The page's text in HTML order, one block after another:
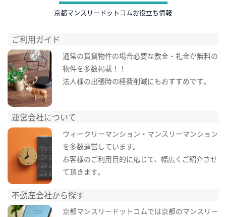
京都マンスリードットコムお役立ち情報
ご利用ガイド
通常の賃貸物件の場合必要な敷金・礼金が無料の
物件を多数掲載！！
法人様の出張時の経費削減にもおすすめです。
運営会社について
ウィークリーマンション・マンスリーマンション
を多数運営しています。
お客様のご利用目的に応じて、幅広くご紹介させ
て頂きます。
不動産会社から探す
京都マンスリードットコムでは京都のマンスリー